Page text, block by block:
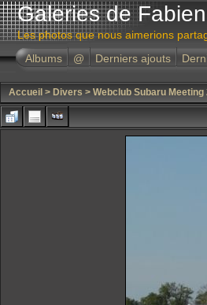
Galeries de
Les photos que nous aimerions
Albums
@ Derniers ajouts
Accueil > Divers > Webclub Subaru